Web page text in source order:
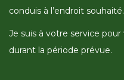
conduis à l’endroit souhaité.
Je suis à votre service
durant la période prévue.